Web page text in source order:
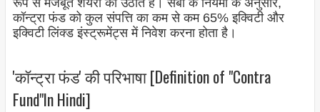
रूप से मजबूत शेयरों को उठाते हैं। सेबी के नियमों के अनुसार,
कॉन्ट्रा फंड को कुल संपत्ति का कम से कम 65% इक्विटी और
इक्विटी लिंक्ड इंस्ट्रूमेंट्स में निवेश करना होता है।
'कॉन्ट्रा फंड' की परिभाषा [Definition of "Contra
Fund"In Hindi]